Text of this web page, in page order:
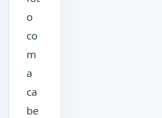
o
co
m
a
ca
be